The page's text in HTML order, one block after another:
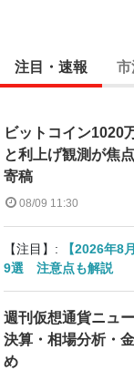
注目・速報 市
ビットコイン1020
と利上げ観測が焦
寄稿
08/09 11:30
【注目】:
【2026年8
9選 注意点も解説
週刊仮想通貨ニュ
決算・相場分析・
め